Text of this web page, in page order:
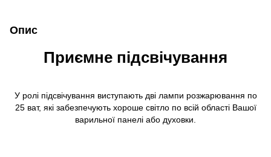
Опис
Приємне підсвічування
У ролі підсвічування виступають дві лампи розжарювання по
25 ват, які забезпечують хороше світло по всій області Вашої
варильної панелі або духовки.